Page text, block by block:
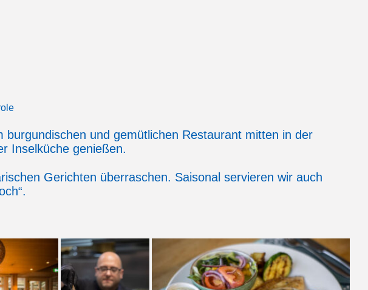
und gemütlichen Restaurant mitten in der
Inselküche genießen.
Gerichten überraschen. Saisonal servieren wir auch